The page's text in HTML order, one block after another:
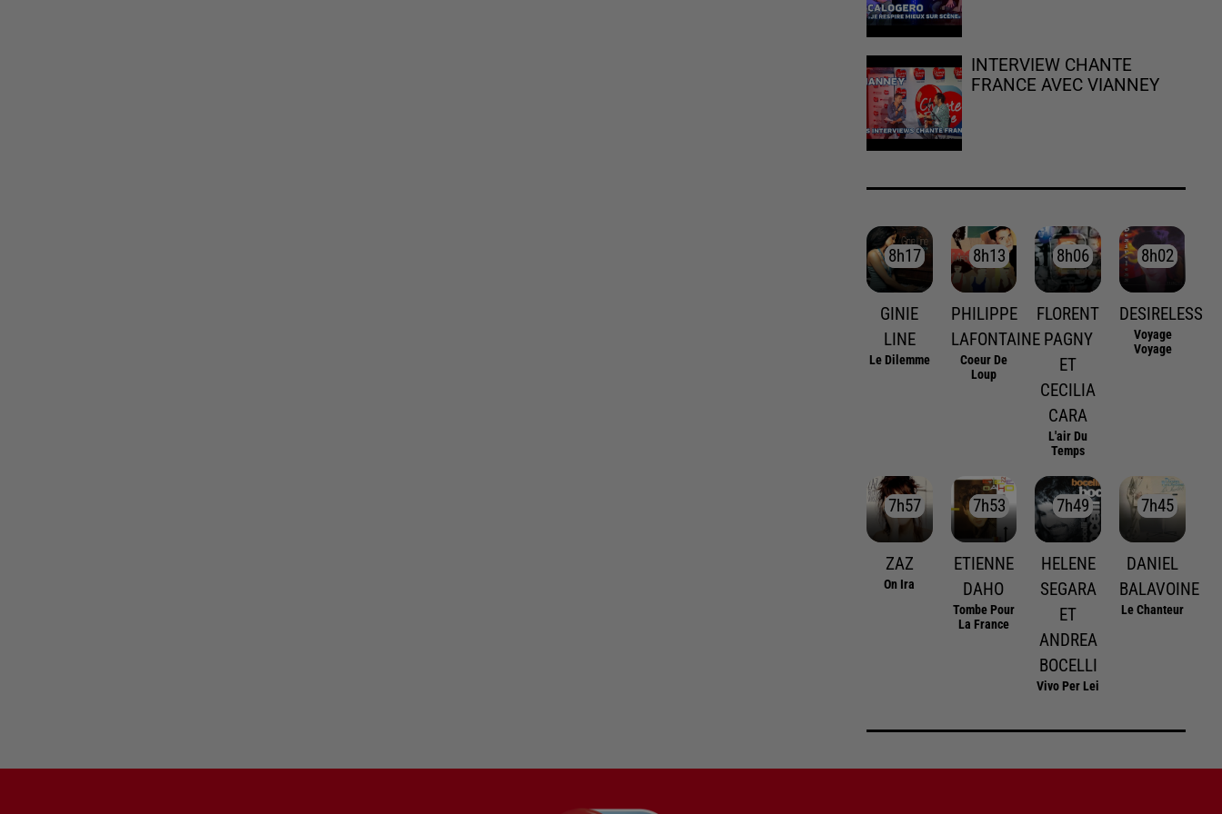
INTERVIEW CHANTE
FRANCE AVEC VIANNEY
8h17
8h17
GINIE
LINE
Le Dilemme
8h13
8h13
PHILIPPE
LAFONTAINE
Coeur De
Loup
8h06
8h06
FLORENT
PAGNY
ET
CECILIA
CARA
L'air Du
Temps
8h02
8h02
DESIRELESS
Voyage
Voyage
7h57
7h57
ZAZ
On Ira
7h53
7h53
ETIENNE
DAHO
Tombe Pour
La France
7h49
7h49
HELENE
SEGARA
ET
ANDREA
BOCELLI
Vivo Per Lei
7h45
7h45
DANIEL
BALAVOINE
Le Chanteur